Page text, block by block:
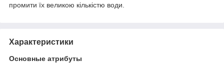
промити їх великою кількістю води.
Характеристики
Основные атрибуты